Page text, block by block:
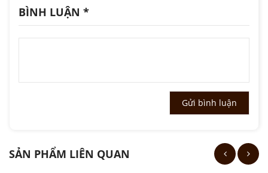
BÌNH LUẬN *
SẢN PHẨM LIÊN QUAN